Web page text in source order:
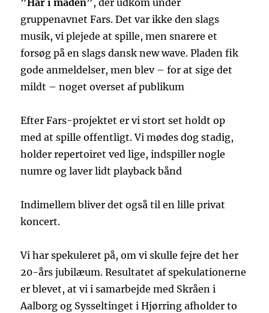
”Hår i maden”, der udkom under
gruppenavnet Fars. Det var ikke den slags
musik, vi plejede at spille, men snarere et
forsøg på en slags dansk new wave. Pladen fik
gode anmeldelser, men blev – for at sige det
mildt – noget overset af publikum
Efter Fars-projektet er vi stort set holdt op
med at spille offentligt. Vi mødes dog stadig,
holder repertoiret ved lige, indspiller nogle
numre og laver lidt playback bånd
Indimellem bliver det også til en lille privat
koncert.
Vi har spekuleret på, om vi skulle fejre det her
20-års jubilæum. Resultatet af spekulationerne
er blevet, at vi i samarbejde med Skråen i
Aalborg og Sysseltinget i Hjørring afholder to